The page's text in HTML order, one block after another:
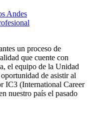
Andes
un proceso de
que cuente con
el equipo de la Unidad
de asistir al
IC3 (International Career
nuestro país el pasado